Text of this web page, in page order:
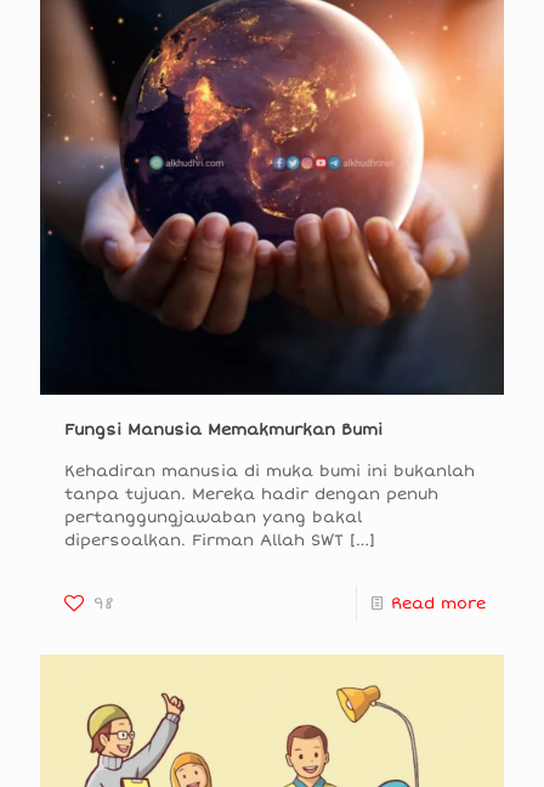
Fungsi Manusia Memakmurkan Bumi
Kehadiran manusia di muka bumi ini bukanlah
tanpa tujuan. Mereka hadir dengan penuh
pertanggungjawaban yang bakal
dipersoalkan. Firman Allah SWT […]
98 Read more